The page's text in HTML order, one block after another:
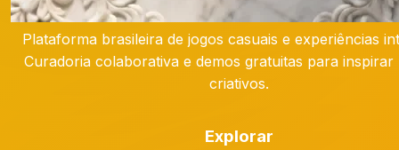
Plataforma brasileira de jogos casuais e experiências
Curadoria colaborativa e demos gratuitas para inspirar
criativos.
Explorar